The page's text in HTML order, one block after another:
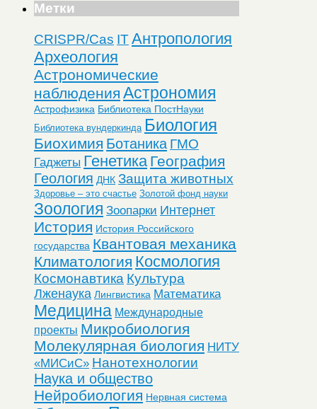
Метки
CRISPR/Cas ITАнтропология
Археология
Астрономические
наблюдения Астрономия
Астрофизика Библиотека ПостНауки
Библиотека вундеркинда Биология
Биохимия Ботаника ГМО
Гаджеты Генетика География
Геология ДНК Защита животных
Здоровье – это счастье Золотой фонд науки
Зоология Зоопарки Интернет
История История Российского
государства Квантовая механика
Климатология Космология
Космонавтика Культура
Лженаука Лингвистика Математика
Медицина Международные
проекты Микробиология
Молекулярная биология НИТУ
«МИСиС» Нанотехнологии
Наука и общество
Нейробиология Нервная система